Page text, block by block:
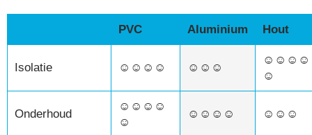
PVC Aluminium Hout
Isolatie ☺☺☺☺ ☺☺☺
☺☺☺☺
☺
Onderhoud
☺☺☺☺
☺
☺☺☺☺ ☺☺☺